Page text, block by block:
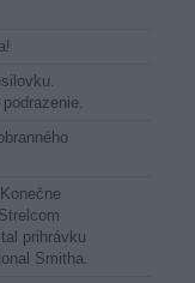
prihrávku
Smitha.